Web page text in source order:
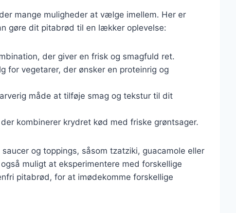
mange muligheder at vælge imellem. Her er
gøre dit pitabrød til en lækker oplevelse:
der giver en frisk og smagfuld ret.
for vegetarer, der ønsker en proteinrig og
måde at tilføje smag og tekstur til dit
kombinerer krydret kød med friske grøntsager.
og toppings, såsom tzatziki, guacamole eller
muligt at eksperimentere med forskellige
pitabrød, for at imødekomme forskellige